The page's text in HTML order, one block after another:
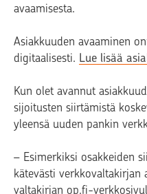
avaamisesta.
Asiakkuuden avaaminen
digitaalisesti. Lue lisää
Kun olet avannut
sijoitusten siirtämistä
yleensä uuden pankin
– Esimerkiksi osakkeiden
kätevästi verkkovaltakirjan
valtakirjan op.fi-